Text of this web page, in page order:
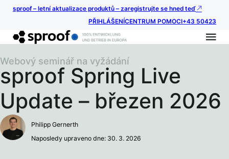
sproof – letní aktualizace produktů – zaregistrujte se hned teď
PŘIHLÁŠENÍCENTRUM POMOCI+43 50423
sproof Spring Live
Update – březen 2026
Webový seminář na vyžádání
Philipp Gernerth
Naposledy upraveno dne: 30. 3. 2026